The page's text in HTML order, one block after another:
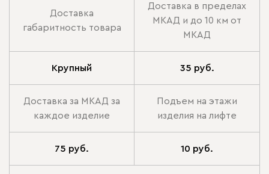
Доставка
габаритность товара
Доставка в пределах
МКАД и до 10 км от
МКАД
Крупный 35 руб.
Доставка за МКАД за
каждое изделие
Подъем на этажи
изделия на лифте
75 руб. 10 руб.